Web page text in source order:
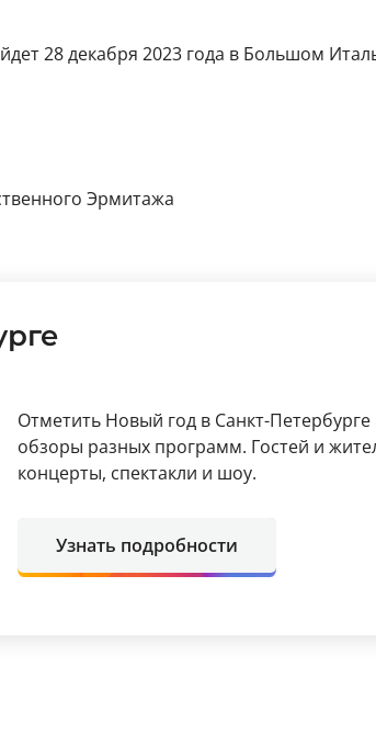
28 декабря 2023 года в Большом